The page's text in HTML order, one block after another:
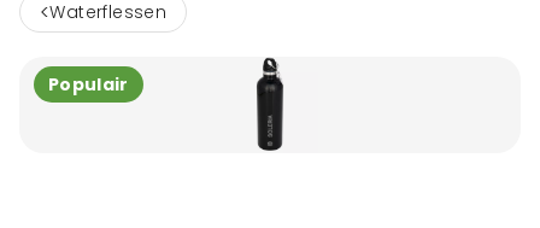
< Waterflessen
Populair